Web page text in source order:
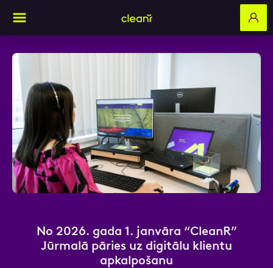
No 2026. gada 1. janvāra “CleanR”
Jūrmalā pāries uz digitālu klientu
apkalpošanu
Aizpildi pieteikuma formu un mēs ar tevi
sazināsimies
Vārds, Uzvārds